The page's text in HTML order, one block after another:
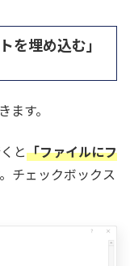
を埋め込む」
す。
と「ファイルにフ
チェックボックス